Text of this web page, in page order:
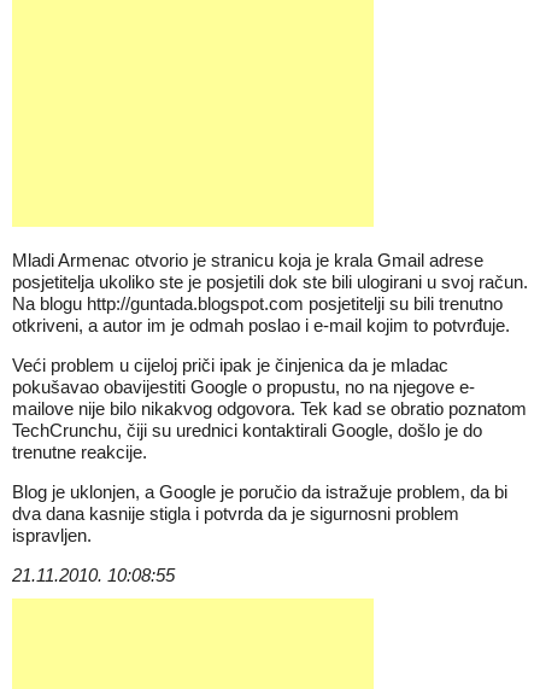
Mladi Armenac otvorio je stranicu koja je krala Gmail adrese
posjetitelja ukoliko ste je posjetili dok ste bili ulogirani u svoj račun.
Na blogu http://guntada.blogspot.com posjetitelji su bili trenutno
otkriveni, a autor im je odmah poslao i e-mail kojim to potvrđuje.
Veći problem u cijeloj priči ipak je činjenica da je mladac
pokušavao obavijestiti Google o propustu, no na njegove e-
mailove nije bilo nikakvog odgovora. Tek kad se obratio poznatom
TechCrunchu, čiji su urednici kontaktirali Google, došlo je do
trenutne reakcije.
Blog je uklonjen, a Google je poručio da istražuje problem, da bi
dva dana kasnije stigla i potvrda da je sigurnosni problem
ispravljen.
21.11.2010. 10:08:55